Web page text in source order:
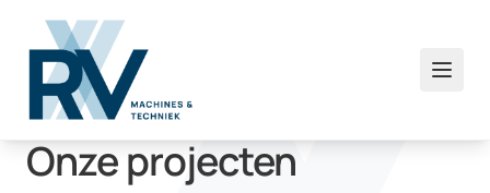
Onze projecten